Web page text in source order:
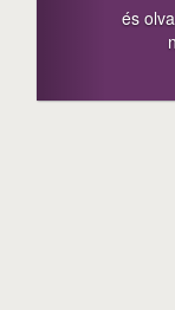
olvasásukkal
növelheted